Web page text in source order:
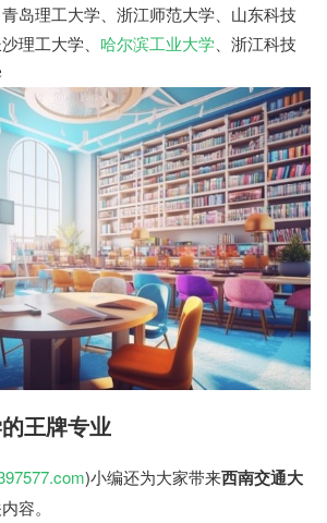
岛理工大学、浙江师范大学、山东科技
理工大学、 哈尔滨工业大学 、浙江科技
王牌专业
)小编还为大家带来西南交通大
容。